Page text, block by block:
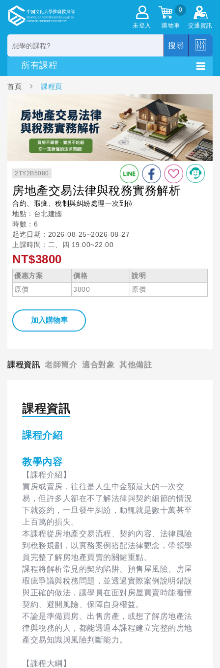
未登入
0
購物車 交通資訊
搜尋
首頁 課程頁
2TY2B5080
房地產交易法律與稅務實務解析
合約、瑕疵、稅制與糾紛處理一次到位
地點：台北建國
時數：6
起迄日期：2026-08-25~2026-08-27
上課時間：二、四 19:00~22:00
NT$3800
優惠方案 價格
說明
原價
3800 原價
加入購物車
課程資訊 老師簡介 適合對象 其他備註
課程資訊
課程介紹
教學內容
【課程介紹】
買房或賣房，往往是人生中金額最大的一次交
易，但許多人卻在不了解法律與契約細節的情況
下就簽約，一旦發生糾紛，動輒就是數十萬甚至
上百萬的損失。
本課程從房地產交易流程、契約內容、法律風險
到稅務規劃，以實務案例搭配法律觀念，帶領學
員完整了解房地產買賣的關鍵重點。
課程將解析常見的契約陷阱、預售屋風險、房屋
瑕疵爭議與稅務問題，並透過實際案例說明錯誤
與正確的做法，讓學員在面對房屋買賣時能看懂
契約、避開風險、保障自身權益。
不論是準備買房、出售房產，或想了解房地產法
律與稅務的人，都能透過本課程建立完整的房地
產交易知識與風險判斷能力。
【課程大綱】